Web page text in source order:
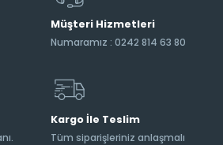
Müşteri Hizmetleri
Numaramız : 0242 814 63 80
Kargo İle Teslim
Tüm siparişleriniz anlaşmalı